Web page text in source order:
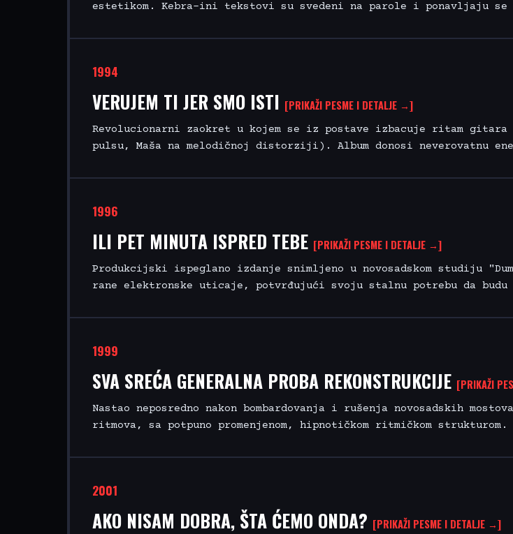
estetikom. Kebra-ini tekstovi su svedeni na parole i ponavljaju se
1994
VERUJEM TI JER SMO ISTI [PRIKAŽI PESME I DETALJE →]
Revolucionarni zaokret u kojem se iz postave izbacuje ritam gitara
pulsu, Maša na melodičnoj distorziji). Album donosi neverovatnu
1996
ILI PET MINUTA ISPRED TEBE [PRIKAŽI PESME I DETALJE →]
Produkcijski ispeglano izdanje snimljeno u novosadskom studiju
rane elektronske uticaje, potvrđujući svoju stalnu potrebu da budu
1999
SVA SREĆA GENERALNA PROBA REKONSTRUKCIJE [PRIKAŽI
Nastao neposredno nakon bombardovanja i rušenja novosadskih
ritmova, sa potpuno promenjenom, hipnotičkom ritmičkom strukturom.
2001
AKO NISAM DOBRA, ŠTA ĆEMO ONDA? [PRIKAŽI PESME I DETALJE →]